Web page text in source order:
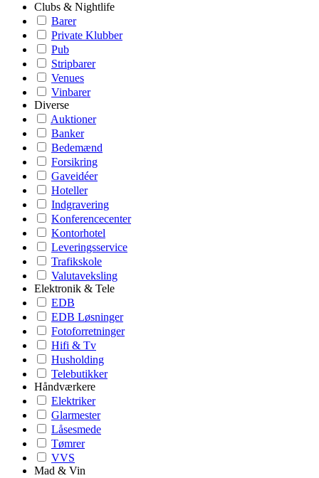
Clubs & Nightlife
Barer
Private Klubber
Pub
Stripbarer
Venues
Vinbarer
Diverse
Auktioner
Banker
Bedemænd
Forsikring
Gaveidéer
Hoteller
Indgravering
Konferencecenter
Kontorhotel
Leveringsservice
Trafikskole
Valutaveksling
Elektronik & Tele
EDB
EDB Løsninger
Fotoforretninger
Hifi & Tv
Husholding
Telebutikker
Håndværkere
Elektriker
Glarmester
Låsesmede
Tømrer
VVS
Mad & Vin